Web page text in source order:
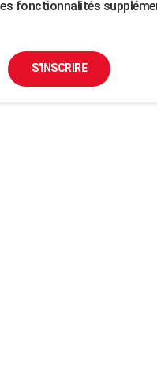
fonctionnalités
S'INSCRIRE